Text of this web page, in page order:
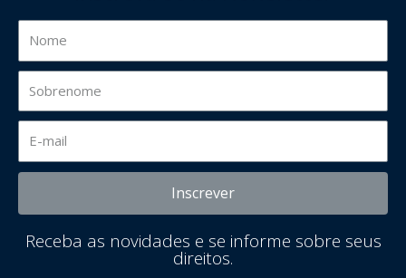
Inscrever
Receba as novidades e se informe sobre seus
direitos.